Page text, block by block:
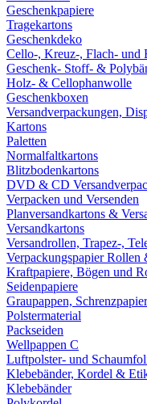
Geschenkpapiere
Tragekartons
Geschenkdeko
Cello-, Kreuz-, Flach- und
Geschenk- Stoff- &
Holz- & Cellophanwolle
Geschenkboxen
Versandverpackungen,
Kartons
Paletten
Normalfaltkartons
Blitzbodenkartons
DVD & CD
Verpacken und Versenden
Planversandkartons &
Versandkartons
Versandrollen, Trapez-,
Verpackungspapier
Kraftpapiere, Bögen und
Seidenpapiere
Graupappen,
Polstermaterial
Packseiden
Wellpappen C
Luftpolster- und
Klebebänder, Kordel &
Klebebänder